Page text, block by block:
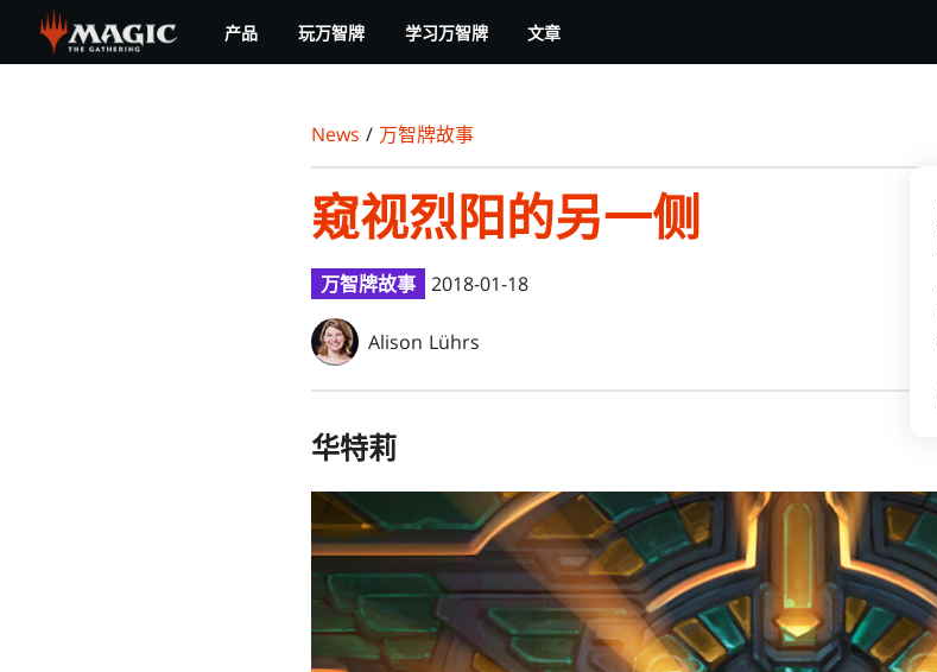
main
产品 玩万智牌 学习万智牌 文章
News / 万智牌故事
窥视烈阳的另一侧
万智牌故事 2018-01-18
Alison Lührs
华特莉